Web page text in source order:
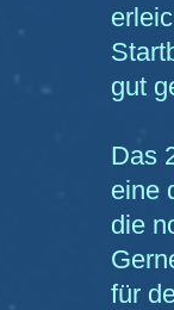
gut
Das
eine
die
für